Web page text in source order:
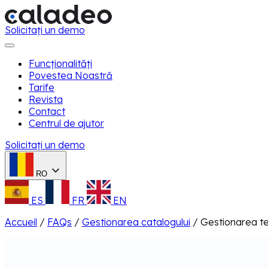
Solicitați un demo
Funcționalități
Povestea Noastră
Tarife
Revista
Contact
Centrul de ajutor
Solicitați un demo
RO
ES FR
EN
Accueil / FAQs / Gestionarea catalogului / Gestionarea